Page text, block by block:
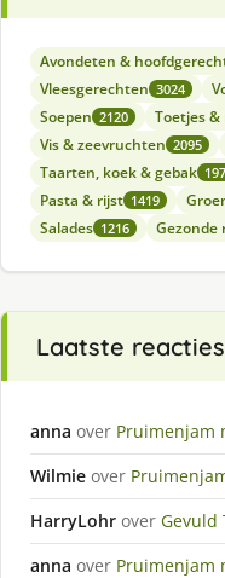
Avondeten &
Vleesgerechten 3024
Soepen 2120 Toetjes
Vis & zeevruchten 2095
Taarten, koek & gebak
Pasta & rijst 1419
Salades 1216 Gezonde
Laatste reacties
anna over Pruimenjam
Wilmie over
HarryLohr over Gevuld
anna over Pruimenjam